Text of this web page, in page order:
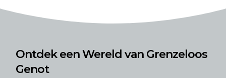
Ontdek een Wereld van Grenzeloos
Genot